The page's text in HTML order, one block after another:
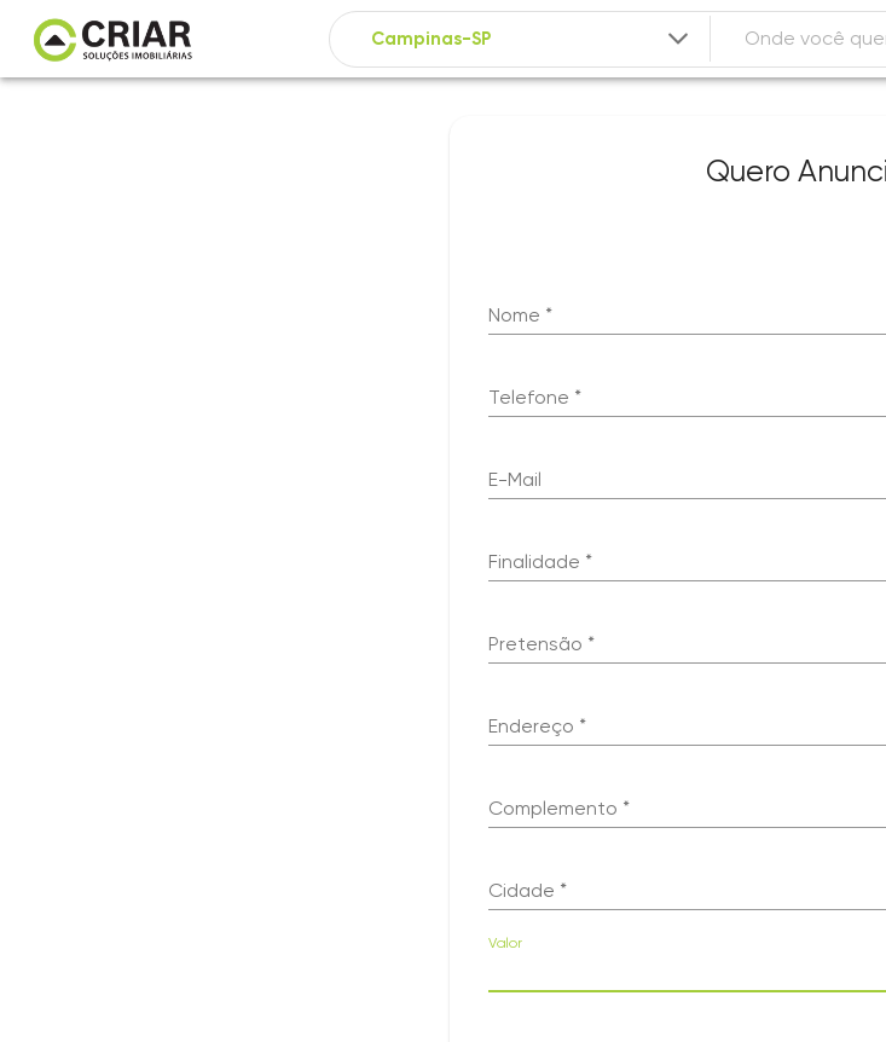
Quero
Nome *
Telefone *
E-Mail
Finalidade *
Pretensão *
Endereço *
Complemento *
Cidade *
Valor